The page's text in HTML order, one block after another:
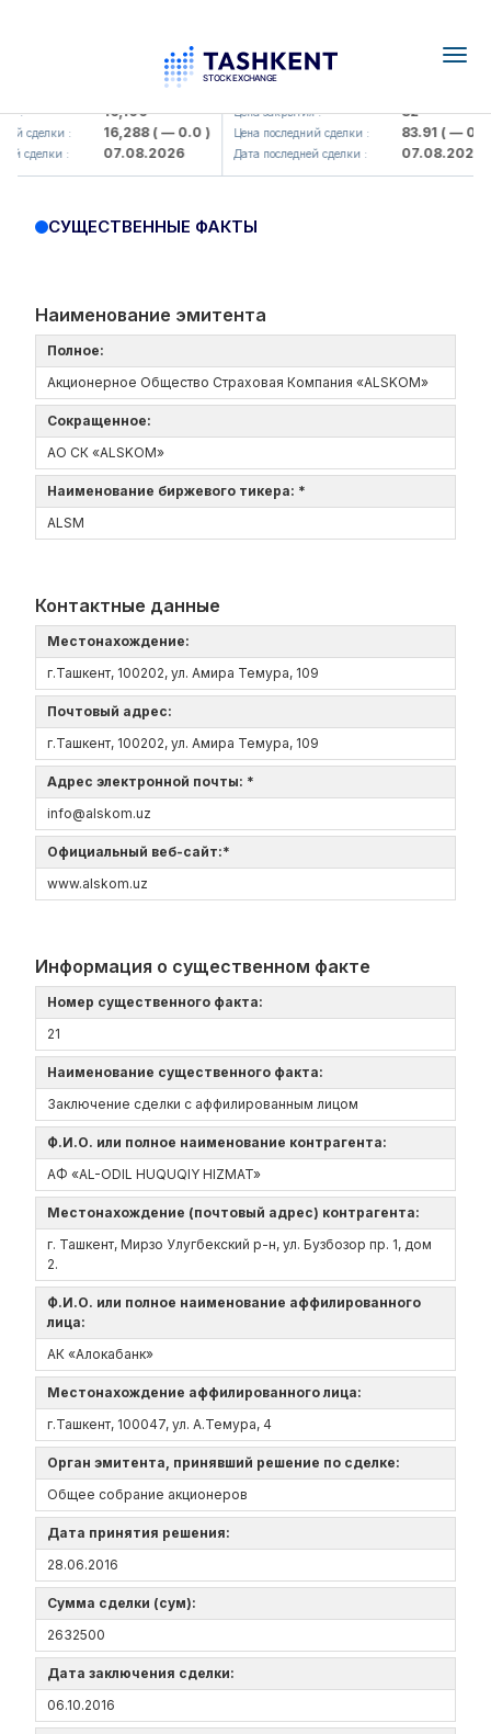
: 16,100
сделки : 16,288( — 0.0 )
сделки : 07.08.2026
KFSK (<Kafolat sug'urta
Цена закрытия : 82
Цена последний сделки : 83.91( — 0.0 )
Дата последней сделки : 07.08.2026
СУЩЕСТВЕННЫЕ ФАКТЫ
Наименование эмитента
Полное:
Акционерное Общество Страховая Компания «ALSKOM»
Сокращенное:
АО СК «ALSKOM»
Наименование биржевого тикера: *
ALSM
Контактные данные
Местонахождение:
г.Ташкент, 100202, ул. Амира Темура, 109
Почтовый адрес:
г.Ташкент, 100202, ул. Амира Темура, 109
Адрес электронной почты: *
info@alskom.uz
Официальный веб-сайт:*
www.alskom.uz
Информация о существенном факте
Номер существенного факта:
21
Наименование существенного факта:
Заключение сделки с аффилированным лицом
Ф.И.О. или полное наименование контрагента:
АФ «AL-ODIL HUQUQIY HIZMAT»
Местонахождение (почтовый адрес) контрагента:
г. Ташкент, Мирзо Улугбекский р-н, ул. Бузбозор пр. 1, дом
2.
Ф.И.О. или полное наименование аффилированного
лица:
АК «Алокабанк»
Местонахождение аффилированного лица:
г.Ташкент, 100047, ул. А.Темура, 4
Орган эмитента, принявший решение по сделке:
Общее собрание акционеров
Дата принятия решения:
28.06.2016
Сумма сделки (сум):
2632500
Дата заключения сделки:
06.10.2016